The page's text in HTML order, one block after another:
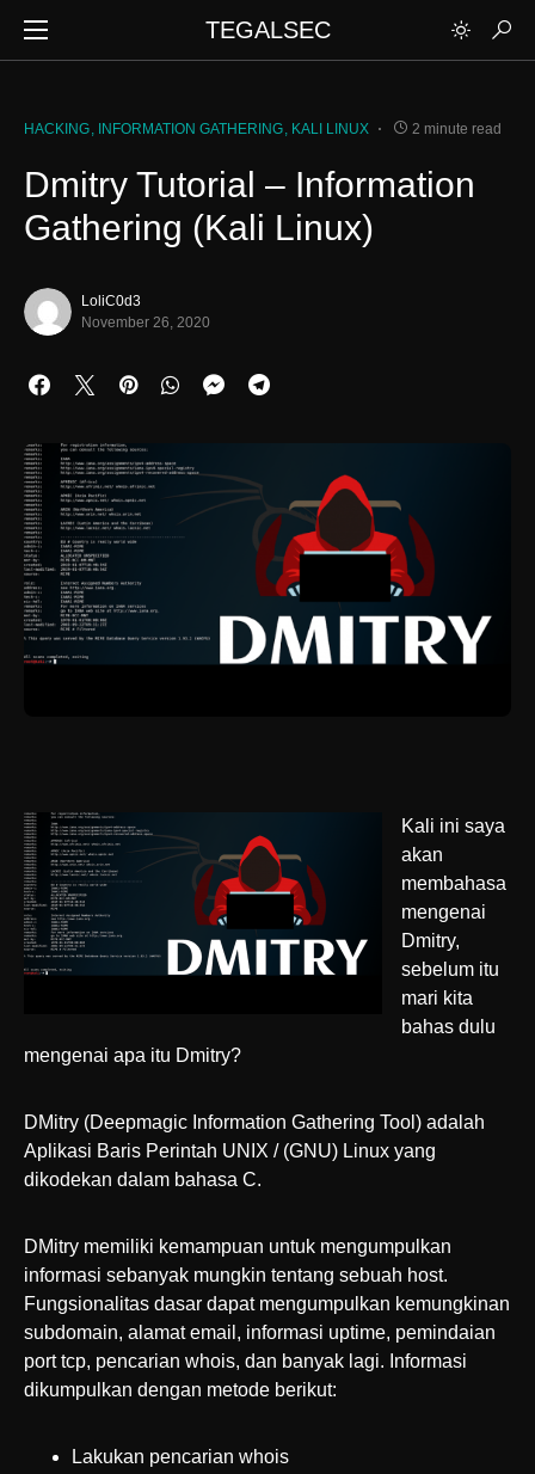
TEGALSEC
HACKING INFORMATION GATHERING KALI LINUX 2 minute read
Dmitry Tutorial – Information
Gathering (Kali Linux)
LoliC0d3
November 26, 2020
Kali ini saya
akan
membahasa
mengenai
Dmitry,
sebelum itu
mari kita
bahas dulu
mengenai apa itu Dmitry?
DMitry (Deepmagic Information Gathering Tool) adalah
Aplikasi Baris Perintah UNIX / (GNU) Linux yang
dikodekan dalam bahasa C.
DMitry memiliki kemampuan untuk mengumpulkan
informasi sebanyak mungkin tentang sebuah host.
Fungsionalitas dasar dapat mengumpulkan kemungkinan
subdomain, alamat email, informasi uptime, pemindaian
port tcp, pencarian whois, dan banyak lagi. Informasi
dikumpulkan dengan metode berikut:
Lakukan pencarian whois